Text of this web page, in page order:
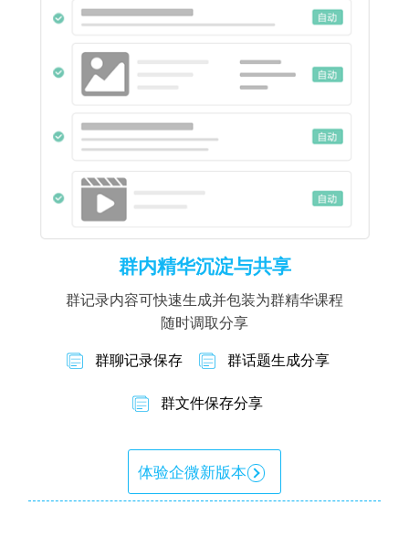
群内精华沉淀与共享
群记录内容可快速生成并包装为群精华课程
随时调取分享
群聊记录保存 群话题生成分享
群文件保存分享
体验企微新版本